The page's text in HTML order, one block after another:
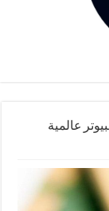
عالمية